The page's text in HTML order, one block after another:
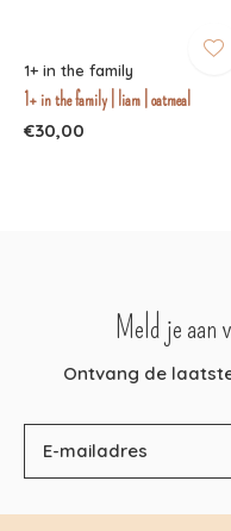
1+ in the family
1+ in the family | liam | oatmeal
€30,00
Meld je aan
Ontvang de